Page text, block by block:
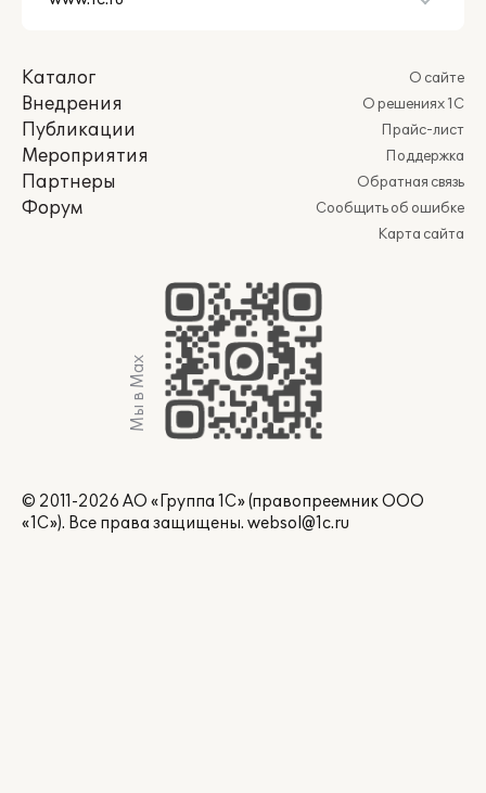
Каталог
Внедрения
Публикации
Мероприятия
Партнеры
Форум
О сайте
О решениях 1С
Прайс-лист
Поддержка
Обратная связь
Сообщить об ошибке
Карта сайта
Мы в Max
© 2011-2026 АО «Группа 1С» (правопреемник ООО
«1С»). Все права защищены. websol@1c.ru